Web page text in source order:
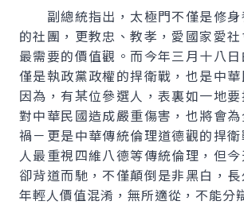
副總統指出，太極門不僅是修身
的社團，更教忠、教孝，愛國家愛
最需要的價值觀。而今年三月十八
僅是執政黨政權的捍衛戰，也是中
因為，有某位參選人，表裏如一地要
對中華民國造成嚴重傷害，也將會
禍－更是中華傳統倫理道德觀的捍
人最重視四維八德等傳統倫理，但今
卻背道而馳，不僅顛倒是非黑白，
年輕人價值混淆，無所適從，不能分